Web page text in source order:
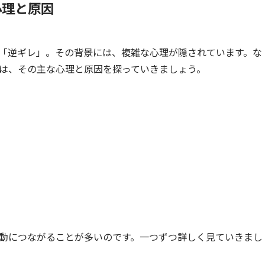
と原因
ギレ」。その背景には、複雑な心理が隠されています。な
その主な心理と原因を探っていきましょう。
につながることが多いのです。一つずつ詳しく見ていきまし